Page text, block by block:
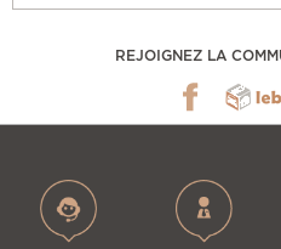
REJOIGNEZ LA